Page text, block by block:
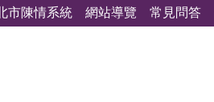
市陳情系統 網站導覽 常見問答